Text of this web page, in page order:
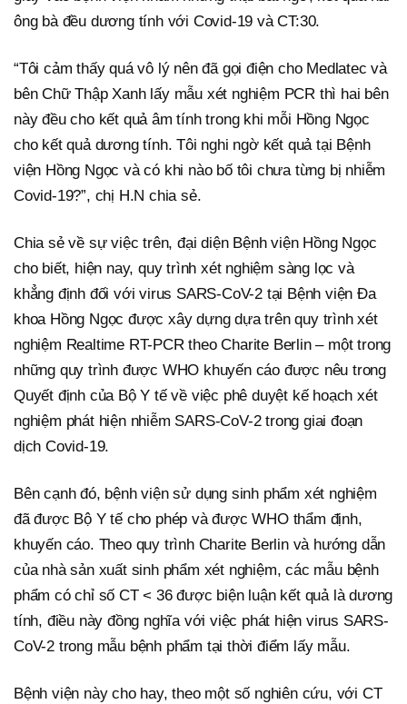
ông bà đều dương tính với Covid-19 và CT:30.
“Tôi cảm thấy quá vô lý nên đã gọi điện cho Medlatec và
bên Chữ Thập Xanh lấy mẫu xét nghiệm PCR thì hai bên
này đều cho kết quả âm tính trong khi mỗi Hồng Ngọc
cho kết quả dương tính. Tôi nghi ngờ kết quả tại Bệnh
viện Hồng Ngọc và có khi nào bố tôi chưa từng bị nhiễm
Covid-19?”, chị H.N chia sẻ.
Chia sẻ về sự việc trên, đại diện Bệnh viện Hồng Ngọc
cho biết, hiện nay, quy trình xét nghiệm sàng lọc và
khẳng định đối với virus SARS-CoV-2 tại Bệnh viện Đa
khoa Hồng Ngọc được xây dựng dựa trên quy trình xét
nghiệm Realtime RT-PCR theo Charite Berlin – một trong
những quy trình được WHO khuyến cáo được nêu trong
Quyết định của Bộ Y tế về việc phê duyệt kế hoạch xét
nghiệm phát hiện nhiễm SARS-CoV-2 trong giai đoạn
dịch Covid-19.
Bên cạnh đó, bệnh viện sử dụng sinh phẩm xét nghiệm
đã được Bộ Y tế cho phép và được WHO thẩm định,
khuyến cáo. Theo quy trình Charite Berlin và hướng dẫn
của nhà sản xuất sinh phẩm xét nghiệm, các mẫu bệnh
phẩm có chỉ số CT < 36 được biện luận kết quả là dương
tính, điều này đồng nghĩa với việc phát hiện virus SARS-
CoV-2 trong mẫu bệnh phẩm tại thời điểm lấy mẫu.
Bệnh viện này cho hay, theo một số nghiên cứu, với CT